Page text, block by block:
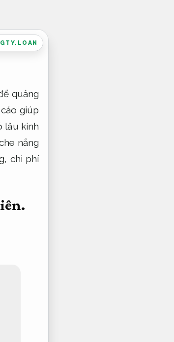
quảng
giúp
lâu kinh
nắng
chi phí